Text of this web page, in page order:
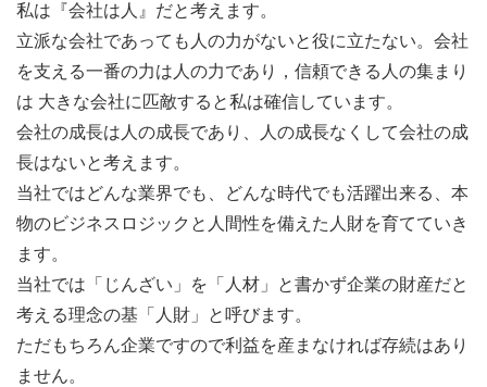
私は『会社は人』だと考えます。
立派な会社であっても人の力がないと役に立たない。会社
を支える一番の力は人の力であり，信頼できる人の集まり
は 大きな会社に匹敵すると私は確信しています。
会社の成長は人の成長であり、人の成長なくして会社の成
長はないと考えます。
当社ではどんな業界でも、どんな時代でも活躍出来る、本
物のビジネスロジックと人間性を備えた人財を育てていき
ます。
当社では「じんざい」を「人材」と書かず企業の財産だと
考える理念の基「人財」と呼びます。
ただもちろん企業ですので利益を産まなければ存続はあり
ません。